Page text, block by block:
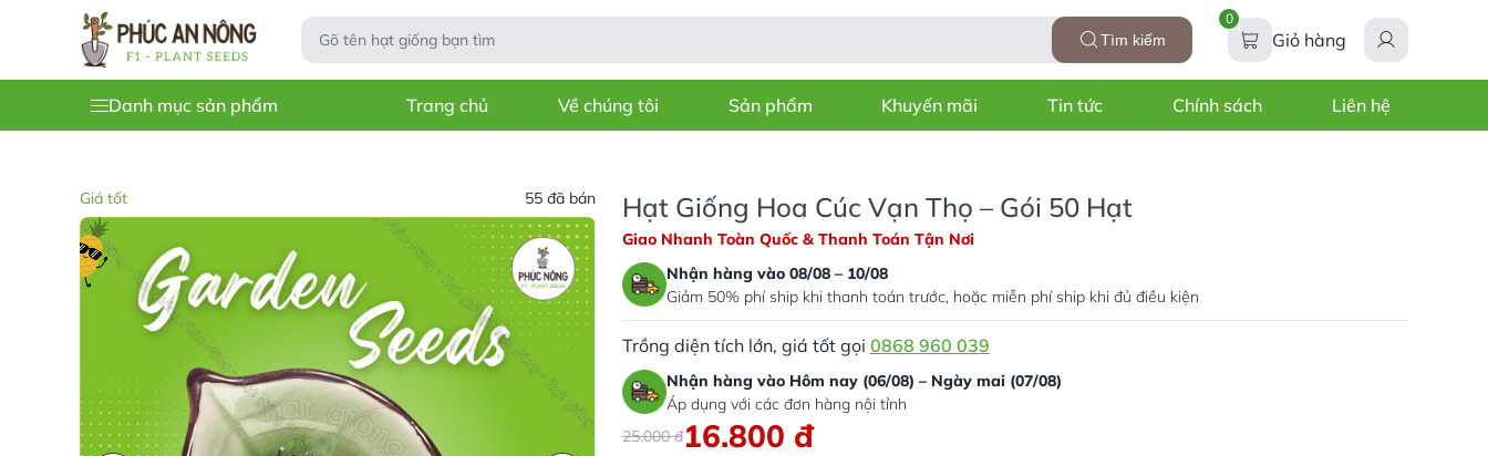
Tìm kiếm
0
Giỏ hàng
Danh mục sản phẩm Trang chủ Về chúng tôi Sản phẩm Khuyến mãi Tin tức Chính sách Liên hệ
Giá tốt 55 đã bán Hạt Giống Hoa Cúc Vạn Thọ – Gói 50 Hạt
Giao Nhanh Toàn Quốc & Thanh Toán Tận Nơi
Nhận hàng vào 08/08 – 10/08
Giảm 50% phí ship khi thanh toán trước, hoặc miễn phí ship khi đủ điều kiện
Trồng diện tích lớn, giá tốt gọi 0868 960 039
Nhận hàng vào Hôm nay (06/08) – Ngày mai (07/08)
Áp dụng với các đơn hàng nội tỉnh
25.000đ16.800 đ